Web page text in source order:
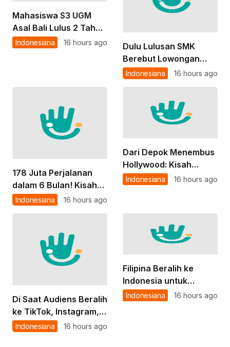
Mahasiswa S3 UGM
Asal Bali Lulus 2 Tahun
10 Bulan dengan IPK
Indonesiana 16 hours ago
Dulu Lulusan SMK
Berebut Lowongan
Lokal, Kini Mereka
hingga Teknisi di Luar
Indonesiana 16 hours ago
178 Juta Perjalanan
dalam 6 Bulan! Kisah
Para Tulang Punggung
Commuter Line Setiap
Indonesiana 16 hours ago
Dari Depok Menembus
Hollywood: Kisah
Ilustrator Lokal yang
Indonesiana 16 hours ago
Di Saat Audiens Beralih
ke TikTok, Instagram,
dan Chatbot, Media di
Indonesiana 16 hours ago
Filipina Beralih ke
Indonesia untuk
Membuka Pasar Halal
Indonesiana 16 hours ago